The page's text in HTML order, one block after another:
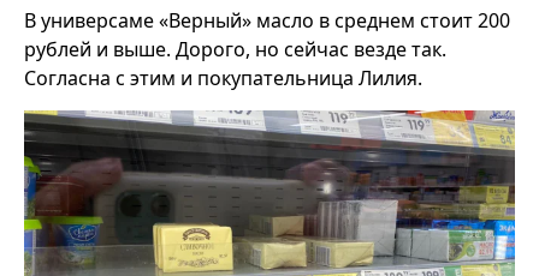
В универсаме «Верный» масло в среднем стоит 200
рублей и выше. Дорого, но сейчас везде так.
Согласна с этим и покупательница Лилия.